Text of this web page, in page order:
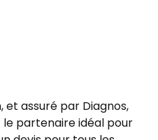
et assuré par Diagnos,
le partenaire idéal pour